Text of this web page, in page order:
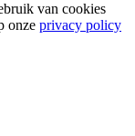
van cookies
onze privacy policy